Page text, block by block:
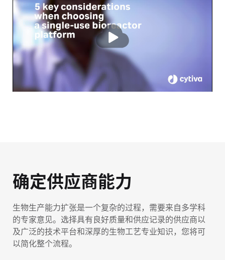
确定供应商能力
生物生产能力扩张是一个复杂的过程，需要来自多学科
的专家意见。选择具有良好质量和供应记录的供应商以
及广泛的技术平台和深厚的生物工艺专业知识，您将可
以简化整个流程。